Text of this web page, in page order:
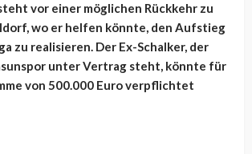
vor einer möglichen Rückkehr zu
wo er helfen könnte, den Aufstieg
zu realisieren. Der Ex-Schalker, der
unter Vertrag steht, könnte für
von 500.000 Euro verpflichtet